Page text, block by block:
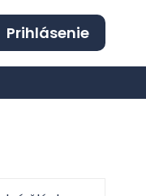
Prihlásenie